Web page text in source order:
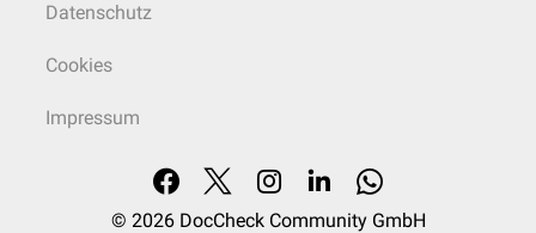
Datenschutz
Cookies
Impressum
© 2026 DocCheck Community GmbH